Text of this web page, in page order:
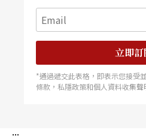
立即訂
*通過遞交此表格，即表示您接受
條款，私隱政策和個人資料收集聲